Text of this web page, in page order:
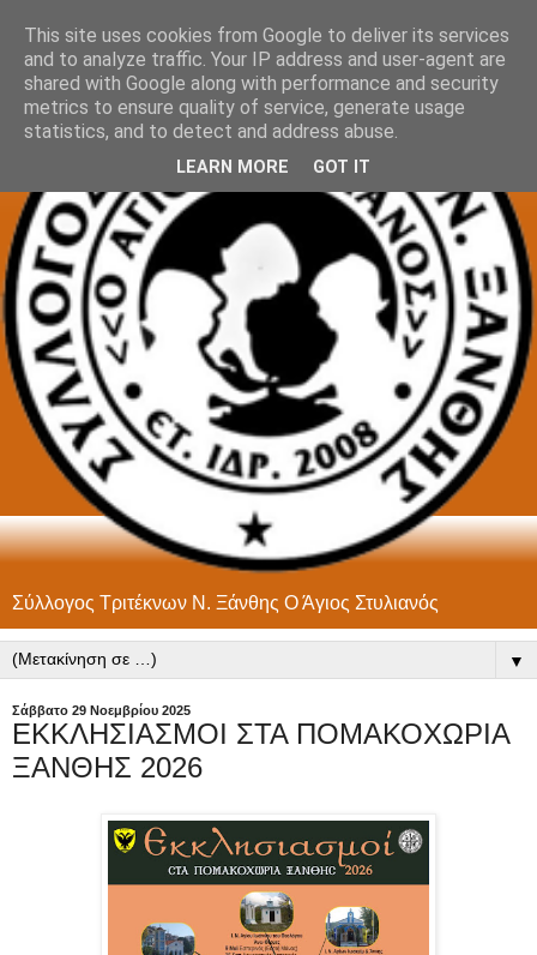
Σύλλογος Τριτέκνων Ν. Ξάνθης Ο Άγιος Στυλιανός
▼
Σάββατο 29 Νοεμβρίου 2025
ΕΚΚΛΗΣΙΑΣΜΟΙ ΣΤΑ ΠΟΜΑΚΟΧΩΡΙΑ
ΞΑΝΘΗΣ 2026
This site uses cookies from Google to deliver its services
and to analyze traffic. Your IP address and user-agent are
shared with Google along with performance and security
metrics to ensure quality of service, generate usage
statistics, and to detect and address abuse.
LEARN MORE GOT IT